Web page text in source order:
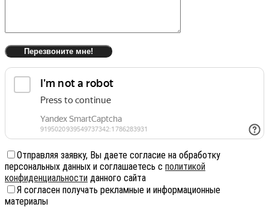
Отправляя заявку, Вы даете согласие на обработку
персональных данных и соглашаетесь с политикой
конфиденциальности данного сайта
Я согласен получать рекламные и информационные
материалы